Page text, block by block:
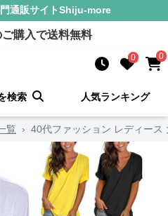
通販サイトShiju-more
ご購入で送料無料
0 0
検索 人気ランキング
覧 › 40代ファッション レディース